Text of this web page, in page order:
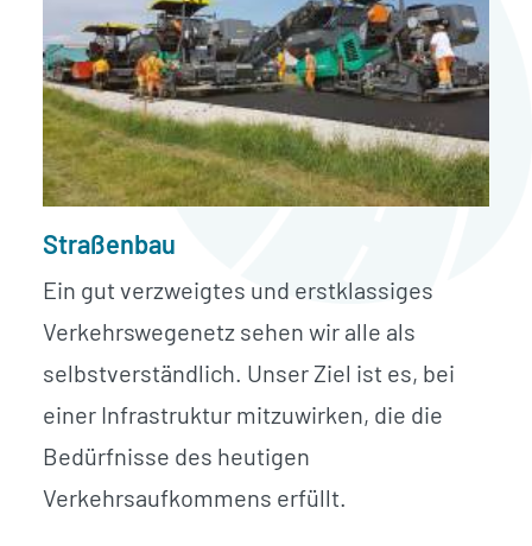
Straßenbau
Ein gut verzweigtes und erstklassiges
Verkehrswegenetz sehen wir alle als
selbstverständlich. Unser Ziel ist es, bei
einer Infrastruktur mitzuwirken, die die
Bedürfnisse des heutigen
Verkehrsaufkommens erfüllt.